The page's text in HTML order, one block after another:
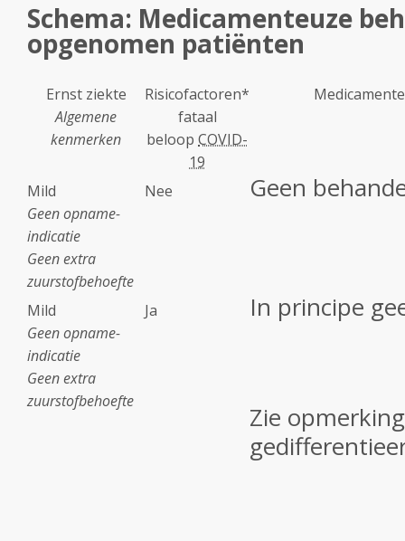
Schema: Medicamenteuze
opgenomen patiënten
Ernst ziekte
Algemene
kenmerken
Risicofactoren*
fataal
beloop COVID-
19
Mild
Geen opname-
indicatie
Geen extra
zuurstofbehoefte
Nee Geen
Mild
Geen opname-
indicatie
Geen extra
zuurstofbehoefte
Ja In principe
Zie